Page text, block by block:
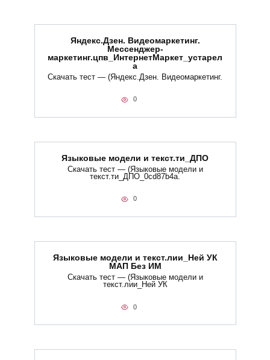
Яндекс.Дзен. Видеомаркетинг.
Мессенджер-
маркетинг.цпв_ИнтернетМаркет_устарел
а
Скачать тест — (Яндекс.Дзен. Видеомаркетинг.
0
Языковые модели и текст.ти_ДПО
Скачать тест — (Языковые модели и
текст.ти_ДПО_0cd87b4a.
0
Языковые модели и текст.лии_Ней УК
МАП Без ИМ
Скачать тест — (Языковые модели и
текст.лии_Ней УК
0